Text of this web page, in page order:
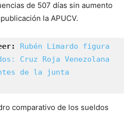
de 507 días sin aumento
la APUCV.
Rubén Limardo figura
Cruz Roja Venezolana
de la junta
comparativo de los sueldos